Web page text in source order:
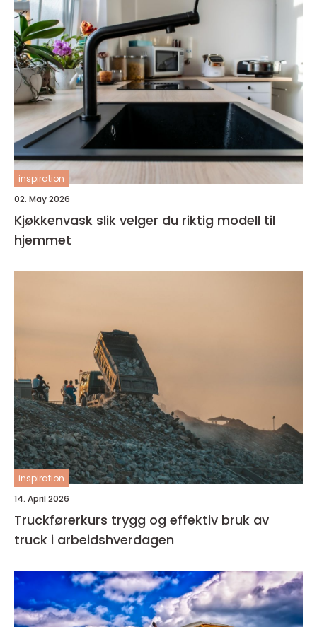
inspiration
02. May 2026
Kjøkkenvask slik velger du riktig modell til
hjemmet
inspiration
14. April 2026
Truckførerkurs trygg og effektiv bruk av
truck i arbeidshverdagen